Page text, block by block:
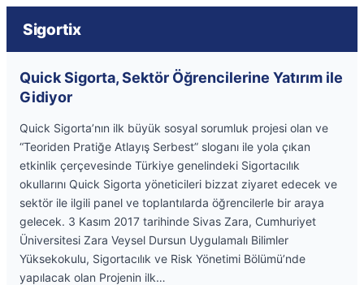
Sigortix
Quick Sigorta, Sektör Öğrencilerine Yatırım ile
Gidiyor
Quick Sigorta’nın ilk büyük sosyal sorumluk projesi olan ve
“Teoriden Pratiğe Atlayış Serbest” sloganı ile yola çıkan
etkinlik çerçevesinde Türkiye genelindeki Sigortacılık
okullarını Quick Sigorta yöneticileri bizzat ziyaret edecek ve
sektör ile ilgili panel ve toplantılarda öğrencilerle bir araya
gelecek. 3 Kasım 2017 tarihinde Sivas Zara, Cumhuriyet
Üniversitesi Zara Veysel Dursun Uygulamalı Bilimler
Yüksekokulu, Sigortacılık ve Risk Yönetimi Bölümü’nde
yapılacak olan Projenin ilk…